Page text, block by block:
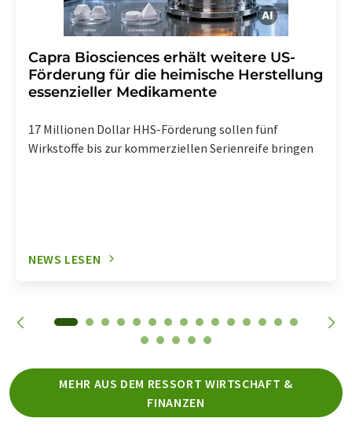
Capra Biosciences erhält weitere US-
Förderung für die heimische Herstellung
essenzieller Medikamente
17 Millionen Dollar HHS-Förderung sollen fünf
Wirkstoffe bis zur kommerziellen Serienreife bringen
NEWS LESEN
MEHR AUS DEM RESSORT WIRTSCHAFT &
FINANZEN